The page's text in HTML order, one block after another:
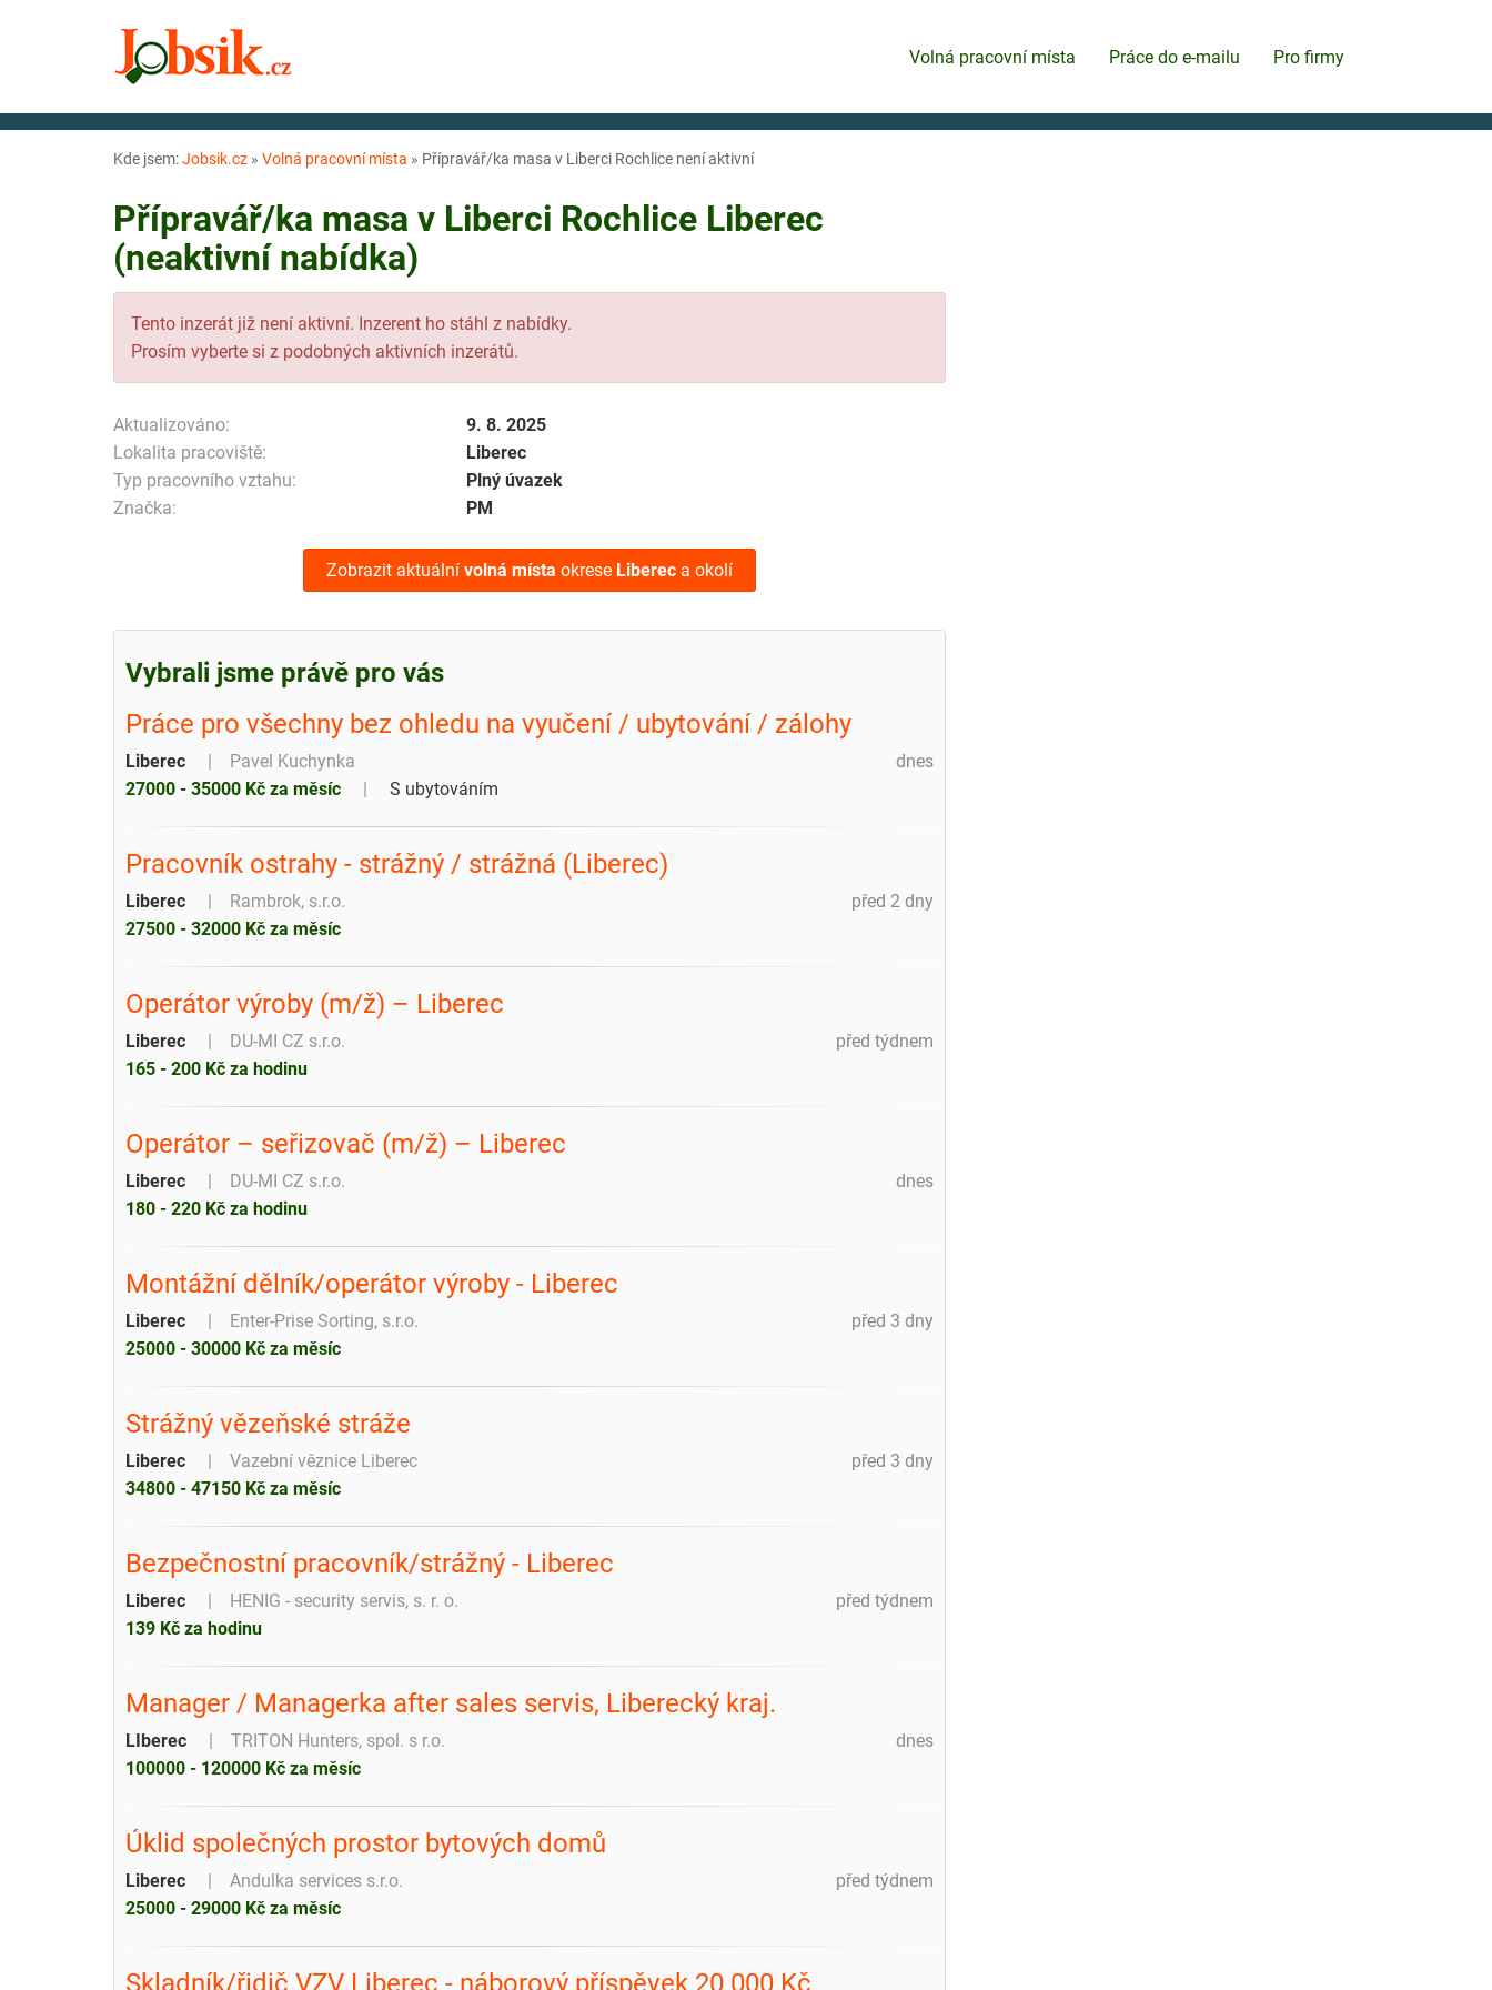
Volná pracovní místa Práce do e-mailu Pro firmy
Kde jsem:Jobsik.cz » Volná pracovní místa » Přípravář/ka masa v Liberci Rochlice není aktivní
Přípravář/ka masa v Liberci Rochlice Liberec
(neaktivní nabídka)
Tento inzerát již není aktivní. Inzerent ho stáhl z nabídky.
Prosím vyberte si z podobných aktivních inzerátů.
Aktualizováno:
9. 8. 2025
Lokalita pracoviště:
Liberec
Typ pracovního vztahu:
Plný úvazek
Značka:
PM
Zobrazit aktuální volná místa okrese Liberec a okolí
Vybrali jsme právě pro vás
Práce pro všechny bez ohledu na vyučení / ubytování / zálohy
dnes
Liberec
Pavel Kuchynka
27000 - 35000 Kč za měsíc
S ubytováním
Pracovník ostrahy - strážný / strážná (Liberec)
před 2 dny
Liberec
Rambrok, s.r.o.
27500 - 32000 Kč za měsíc
Operátor výroby (m/ž) – Liberec
před týdnem
Liberec
DU-MI CZ s.r.o.
165 - 200 Kč za hodinu
Operátor – seřizovač (m/ž) – Liberec
dnes
Liberec
DU-MI CZ s.r.o.
180 - 220 Kč za hodinu
Montážní dělník/operátor výroby - Liberec
před 3 dny
Liberec
Enter-Prise Sorting, s.r.o.
25000 - 30000 Kč za měsíc
Strážný vězeňské stráže
před 3 dny
Liberec
Vazební věznice Liberec
34800 - 47150 Kč za měsíc
Bezpečnostní pracovník/strážný - Liberec
před týdnem
Liberec
HENIG - security servis, s. r. o.
139 Kč za hodinu
Manager / Managerka after sales servis, Liberecký kraj.
dnes
LIberec
TRITON Hunters, spol. s r.o.
100000 - 120000 Kč za měsíc
Úklid společných prostor bytových domů
před týdnem
Liberec
Andulka services s.r.o.
25000 - 29000 Kč za měsíc
Skladník/řidič VZV Liberec - náborový příspěvek 20 000 Kč